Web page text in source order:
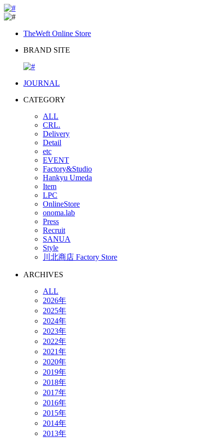
TheWeft Online Store
BRAND SITE
JOURNAL
CATEGORY
ALL
CRL.
Delivery
Detail
etc
EVENT
Factory&Studio
Hankyu Umeda
Item
LPC
OnlineStore
onoma.lab
Press
Recruit
SANUA
Style
川北商店 Factory Store
ARCHIVES
ALL
2026年
2025年
2024年
2023年
2022年
2021年
2020年
2019年
2018年
2017年
2016年
2015年
2014年
2013年